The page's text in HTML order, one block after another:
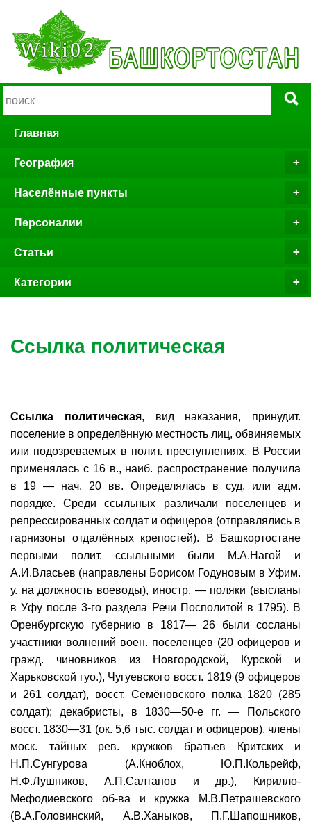
Главная
География
Населённые пункты
Персоналии
Статьи
Категории
Ссылка политическая
Ссылка политическая, вид наказания, принудит.
поселение в определённую местность лиц, обвиняемых
или подозреваемых в полит. преступлениях. В России
применялась с 16 в., наиб. распространение получила
в 19 — нач. 20 вв. Определялась в суд. или адм.
порядке. Среди ссыльных различали поселенцев и
репрессированных солдат и офицеров (отправлялись в
гарнизоны отдалённых крепостей). В Башкортостане
первыми полит. ссыльными были М.А.Нагой и
А.И.Власьев (направлены Борисом Годуновым в Уфим.
у. на должность воеводы), иностр. — поляки (высланы
в Уфу после 3-го раздела Речи Посполитой в 1795). В
Оренбургскую губернию в 1817— 26 были сосланы
участники волнений воен. поселенцев (20 офицеров и
гражд. чиновников из Новгородской, Курской и
Харьковской гуо.), Чугуевского восст. 1819 (9 офицеров
и 261 солдат), восст. Семёновского полка 1820 (285
солдат); декабристы, в 1830—50-е гг. — Польского
восст. 1830—31 (ок. 5,6 тыс. солдат и офицеров), члены
моск. тайных рев. кружков братьев Критских и
Н.П.Сунгурова (А.Кноблох, Ю.П.Кольрейф,
Н.Ф.Лушников, А.П.Салтанов и др.), Кирилло-
Мефодиевского об-ва и кружка М.В.Петрашевского
(В.А.Головинский, А.В.Ханыков, П.Г.Шапошников,